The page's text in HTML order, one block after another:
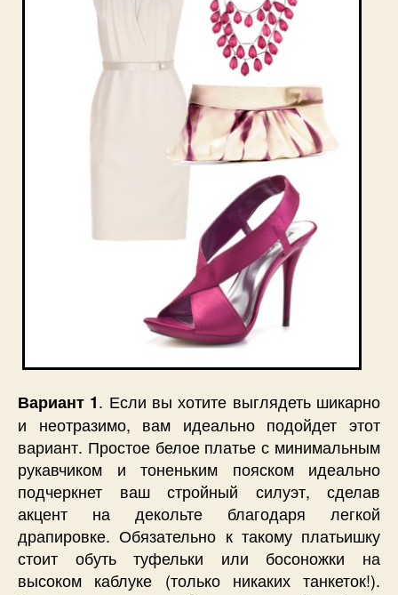
Вариант 1. Если вы хотите выглядеть шикарно
и неотразимо, вам идеально подойдет этот
вариант. Простое белое платье с минимальным
рукавчиком и тоненьким пояском идеально
подчеркнет ваш стройный силуэт, сделав
акцент на декольте благодаря легкой
драпировке. Обязательно к такому платьишку
стоит обуть туфельки или босоножки на
высоком каблуке (только никаких танкеток!).